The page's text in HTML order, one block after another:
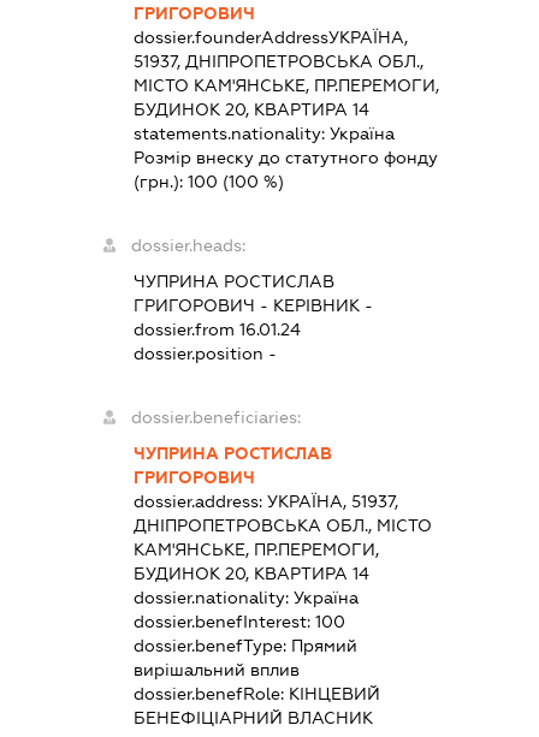
ГРИГОРОВИЧ
dossier.founderAddressУКРАЇНА,
51937, ДНІПРОПЕТРОВСЬКА ОБЛ.,
МІСТО КАМ'ЯНСЬКЕ, ПР.ПЕРЕМОГИ,
БУДИНОК 20, КВАРТИРА 14
statements.nationality: Україна
Розмір внеску до статутного фонду
(грн.): 100 (100 %)
dossier.heads:
ЧУПРИНА РОСТИСЛАВ
ГРИГОРОВИЧ - КЕРІВНИК -
dossier.from 16.01.24
dossier.position -
dossier.beneficiaries:
ЧУПРИНА РОСТИСЛАВ
ГРИГОРОВИЧ
dossier.address: УКРАЇНА, 51937,
ДНІПРОПЕТРОВСЬКА ОБЛ., МІСТО
КАМ'ЯНСЬКЕ, ПР.ПЕРЕМОГИ,
БУДИНОК 20, КВАРТИРА 14
dossier.nationality: Україна
dossier.benefInterest: 100
dossier.benefType: Прямий
вирішальний вплив
dossier.benefRole: КІНЦЕВИЙ
БЕНЕФІЦІАРНИЙ ВЛАСНИК